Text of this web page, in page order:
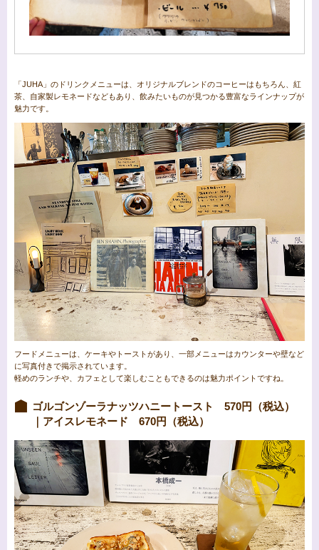
「JUHA」のドリンクメニューは、オリジナルブレンドのコーヒーはもちろん、紅
茶、自家製レモネードなどもあり、飲みたいものが見つかる豊富なラインナップが
魅力です。
フードメニューは、ケーキやトーストがあり、一部メニューはカウンターや壁など
に写真付きで掲示されています。
軽めのランチや、カフェとして楽しむこともできるのは魅力ポイントですね。
ゴルゴンゾーラナッツハニートースト 570円（税込）
｜アイスレモネード 670円（税込）